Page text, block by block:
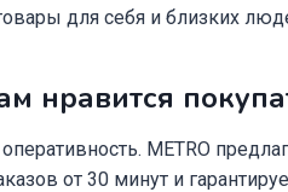
для себя и близких
нравится
METRO
от 30 минут и